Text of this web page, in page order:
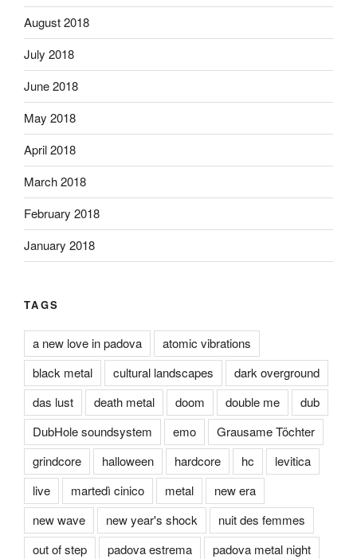
August 2018
July 2018
June 2018
May 2018
April 2018
March 2018
February 2018
January 2018
TAGS
a new love in padova
atomic vibrations
black metal
cultural landscapes
dark overground
das lust
death metal doom double me
dub
DubHole soundsystem
emo
Grausame Töchter
grindcore
halloween hardcore hc
levitica
live
martedì cinico metal
new era
new wave
new year's shock
nuit des femmes
out of step
padova estrema
padova metal night